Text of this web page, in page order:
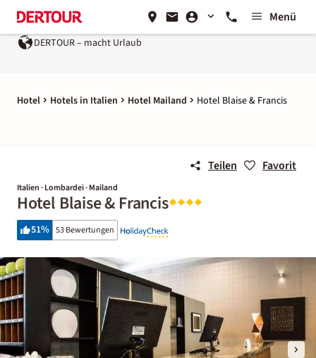
Menü
DERTOUR – macht Urlaub
Hotel Hotels in Italien Hotel Mailand Hotel Blaise & Francis
Teilen Favorit
Italien · Lombardei · Mailand
Hotel Blaise & Francis
51% 53 Bewertungen